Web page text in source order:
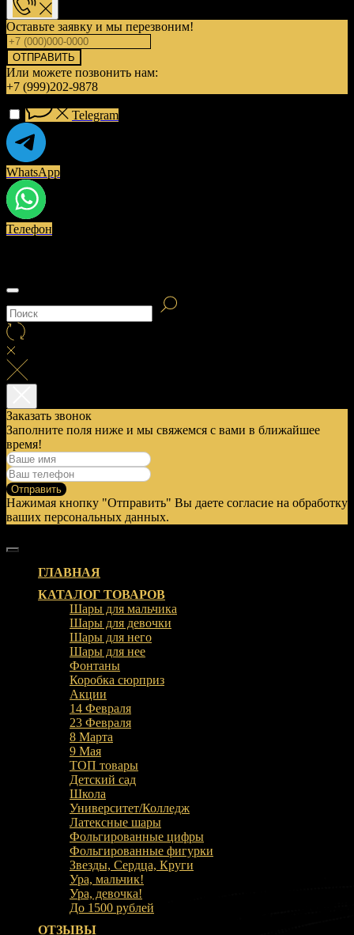
Оставьте заявку и мы перезвоним!
ОТПРАВИТЬ
Или можете позвонить нам:
+7 (999)202-9878
Telegram
WhatsApp
Телефон
Заказать звонок
Заполните поля ниже и мы свяжемся с вами в ближайшее
время!
Отправить
Нажимая кнопку "Отправить" Вы даете согласие на обработку
ваших персональных данных.
ГЛАВНАЯ
КАТАЛОГ ТОВАРОВ
Шары для мальчика
Шары для девочки
Шары для него
Шары для нее
Фонтаны
Коробка сюрприз
Акции
14 Февраля
23 Февраля
8 Марта
9 Мая
ТОП товары
Детский сад
Школа
Университет/Колледж
Латексные шары
Фольгированные цифры
Фольгированные фигурки
Звезды, Сердца, Круги
Ура, мальчик!
Ура, девочка!
До 1500 рублей
ОТЗЫВЫ